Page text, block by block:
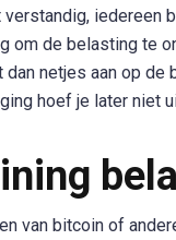
om de belasting te
netjes aan op
hoef je later niet
van bitcoin of